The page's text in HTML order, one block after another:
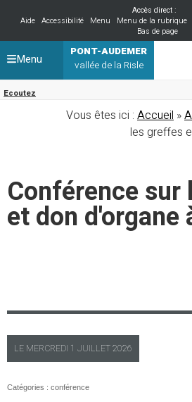
Accès direct :
Aide
Accessibilité Menu Menu de la rubrique
Bas de page
PONT-AUDEMER
vallée de la Risle
Ecoutez
Menu
Vous êtes ici : Accueil »
les greffes
Conférence sur
et don d'organe
LE MERCREDI 1 JUILLET 2026
Catégories : conférence